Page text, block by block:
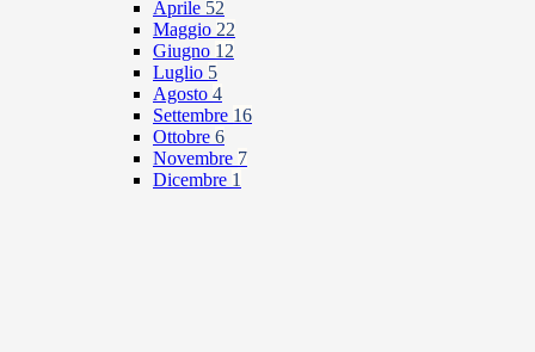
Aprile 52
Maggio 22
Giugno 12
Luglio 5
Agosto 4
Settembre 16
Ottobre 6
Novembre 7
Dicembre 1